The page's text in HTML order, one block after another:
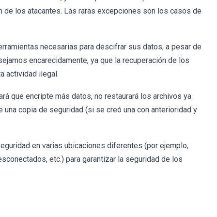
los atacantes. Las raras excepciones son los casos de
necesarias para descifrar sus datos, a pesar de
encarecidamente, ya que la recuperación de los
actividad ilegal.
que encripte más datos, no restaurará los archivos ya
copia de seguridad (si se creó una con anterioridad y
en varias ubicaciones diferentes (por ejemplo,
etc.) para garantizar la seguridad de los